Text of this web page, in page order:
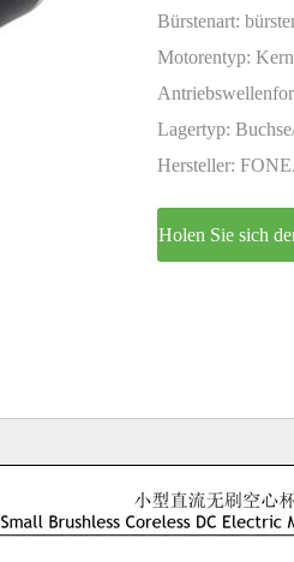
Bürstenart:
Motorentyp:
Lagertyp:
Hersteller:
Holen Sie sich